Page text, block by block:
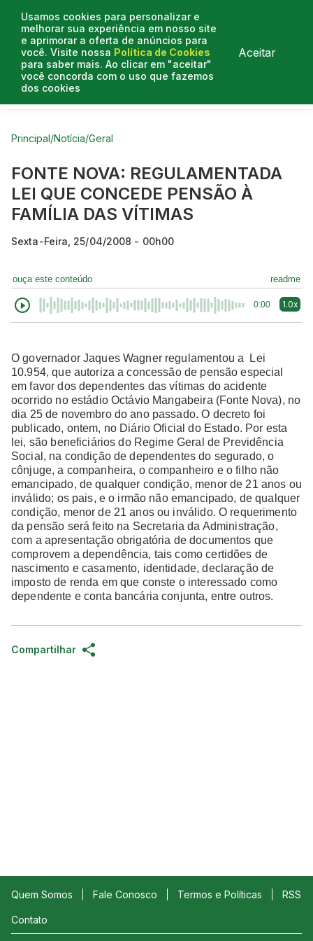
Usamos cookies para personalizar e
melhorar sua experiência em nosso site
e aprimorar a oferta de anúncios para
você. Visite nossa Política de Cookies
para saber mais. Ao clicar em "aceitar"
você concorda com o uso que fazemos
dos cookies
Aceitar
Curtas do Poder
Principal/Notícia/Geral
FONTE NOVA: REGULAMENTADA
LEI QUE CONCEDE PENSÃO À
FAMÍLIA DAS VÍTIMAS
Sexta-Feira, 25/04/2008 - 00h00
ouça este conteúdo readme
0:00 1.0x
O governador Jaques Wagner regulamentou a Lei
10.954, que autoriza a concessão de pensão especial
em favor dos dependentes das vítimas do acidente
ocorrido no estádio Octávio Mangabeira (Fonte Nova), no
dia 25 de novembro do ano passado. O decreto foi
publicado, ontem, no Diário Oficial do Estado. Por esta
lei, são beneficiários do Regime Geral de Previdência
Social, na condição de dependentes do segurado, o
cônjuge, a companheira, o companheiro e o filho não
emancipado, de qualquer condição, menor de 21 anos ou
inválido; os pais, e o irmão não emancipado, de qualquer
condição, menor de 21 anos ou inválido. O requerimento
da pensão será feito na Secretaria da Administração,
com a apresentação obrigatória de documentos que
comprovem a dependência, tais como certidões de
nascimento e casamento, identidade, declaração de
imposto de renda em que conste o interessado como
dependente e conta bancária conjunta, entre outros.
Compartilhar
Quem Somos Fale Conosco Termos e Políticas RSS
Contato